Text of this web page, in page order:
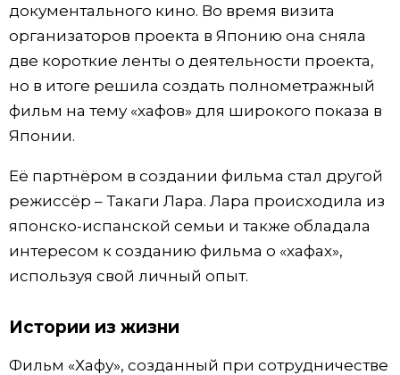
документального кино. Во время визита
организаторов проекта в Японию она сняла
две короткие ленты о деятельности проекта,
но в итоге решила создать полнометражный
фильм на тему «хафов» для широкого показа в
Японии.
Её партнёром в создании фильма стал другой
режиссёр – Такаги Лара. Лара происходила из
японско-испанской семьи и также обладала
интересом к созданию фильма о «хафах»,
используя свой личный опыт.
Истории из жизни
Фильм «Хафу», созданный при сотрудничестве